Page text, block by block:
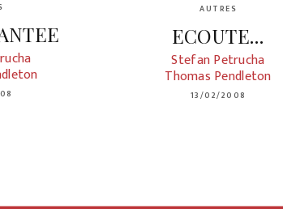
AUTRES
ECOUTE...
Stefan Petrucha
Thomas Pendleton
13/02/2008